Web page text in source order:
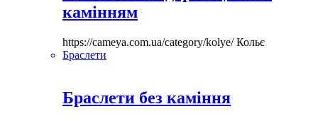
камінням
https://cameya.com.ua/category/kolye/Кольє
Браслети
Браслети без каміння